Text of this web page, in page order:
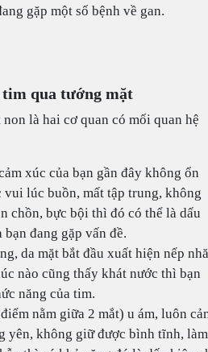
gặp một số bệnh về gan.
tim qua tướng mặt
là hai cơ quan có mối quan hệ
xúc của bạn gần đây không ổn
lúc buồn, mất tập trung, không
chồn, bực bội thì đó có thể là dấu
đang gặp vấn đề.
da mặt bắt đầu xuất hiện nếp
nào cũng thấy khát nước thì bạn
năng của tim.
nằm giữa 2 mắt) u ám, luôn
yên, không giữ được bình tĩnh, làm